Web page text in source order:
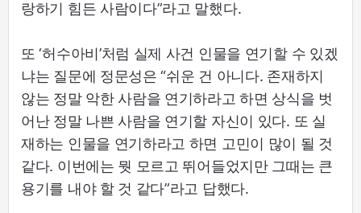
랑하기 힘든 사람이다”라고 말했다.
또 ‘허수아비’처럼 실제 사건 인물을 연기할 수 있겠
냐는 질문에 정문성은 “쉬운 건 아니다. 존재하지
않는 정말 악한 사람을 연기하라고 하면 상식을 벗
어난 정말 나쁜 사람을 연기할 자신이 있다. 또 실
재하는 인물을 연기하라고 하면 고민이 많이 될 것
같다. 이번에는 뭣 모르고 뛰어들었지만 그때는 큰
용기를 내야 할 것 같다”라고 답했다.